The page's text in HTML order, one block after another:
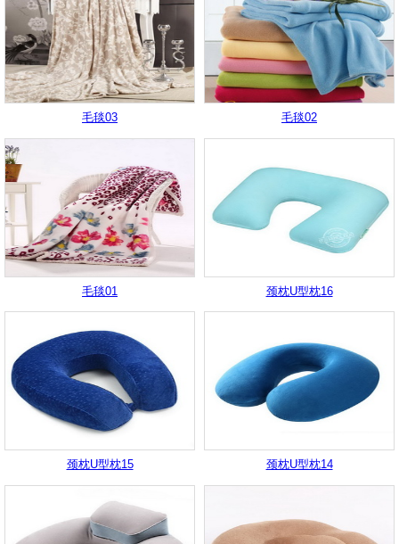
毛毯03 毛毯02
毛毯01 颈枕U型枕16
颈枕U型枕15 颈枕U型枕14